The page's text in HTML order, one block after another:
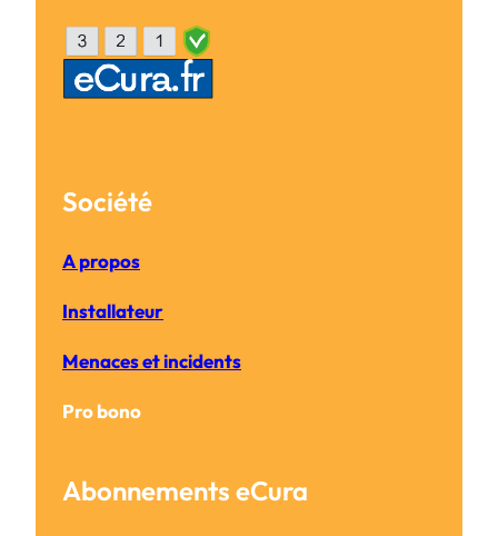
Société
A propos
Installateur
Menaces et incidents
Pro bono
Abonnements eCura